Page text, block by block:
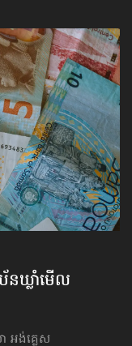
ន​ឃ្លាំមើល​
អង់គ្លេស